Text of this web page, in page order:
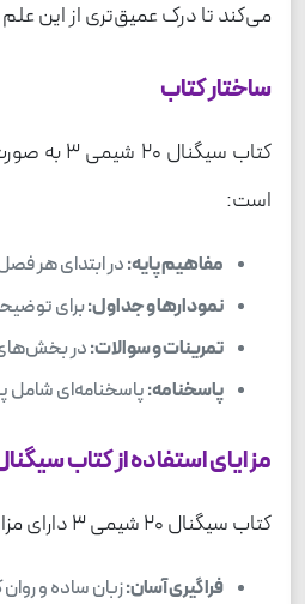
می‌کند تا درک عمیق‌تری از این علم
ساختار کتاب
کتاب
است:
مفاهیم پایه:در ابتدای هر
نمودارها و جداول:برای
تمرینات و سوالات:در بخش‌های
پاسخنامه:پاسخنامه‌ای شامل
مزایای استفاده از کتاب سیگنال ۲۰
کتاب سیگنال ۲۰ شیمی ۳ دارای مزایای متعددی است که آن را به یکی از بهترین انتخاب‌ها برای دانش‌آموزان تبدیل کرده است:
فراگیری آسان:زبان ساده و